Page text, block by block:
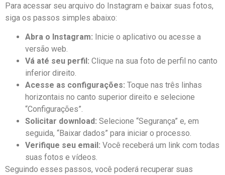
Para acessar seu arquivo ⁢do Instagram e baixar ‍suas fotos,
siga os passos simples abaixo:
Abra o ​Instagram: Inicie o aplicativo ou acesse a
versão⁣ web.
Vá até‍ seu ‌perfil: Clique na sua foto‌ de perfil no canto
inferior direito.
Acesse as configurações: Toque nas três linhas
horizontais no canto⁤ superior direito e selecione
“Configurações”.
Solicitar download: Selecione “Segurança” e, em
seguida, “Baixar dados” para iniciar o processo.
Verifique seu email: Você receberá um ⁢link com todas
​suas fotos e⁣ vídeos.
Seguindo esses passos, você poderá recuperar suas